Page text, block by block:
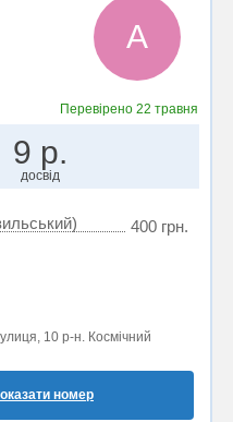
А
Перевірено22 травня
9 р.
досвід
400 грн.
10 р-н. Космічний
номер